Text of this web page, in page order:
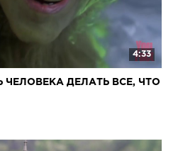
4:33
ДЕЛАТЬ ВСЕ, ЧТО